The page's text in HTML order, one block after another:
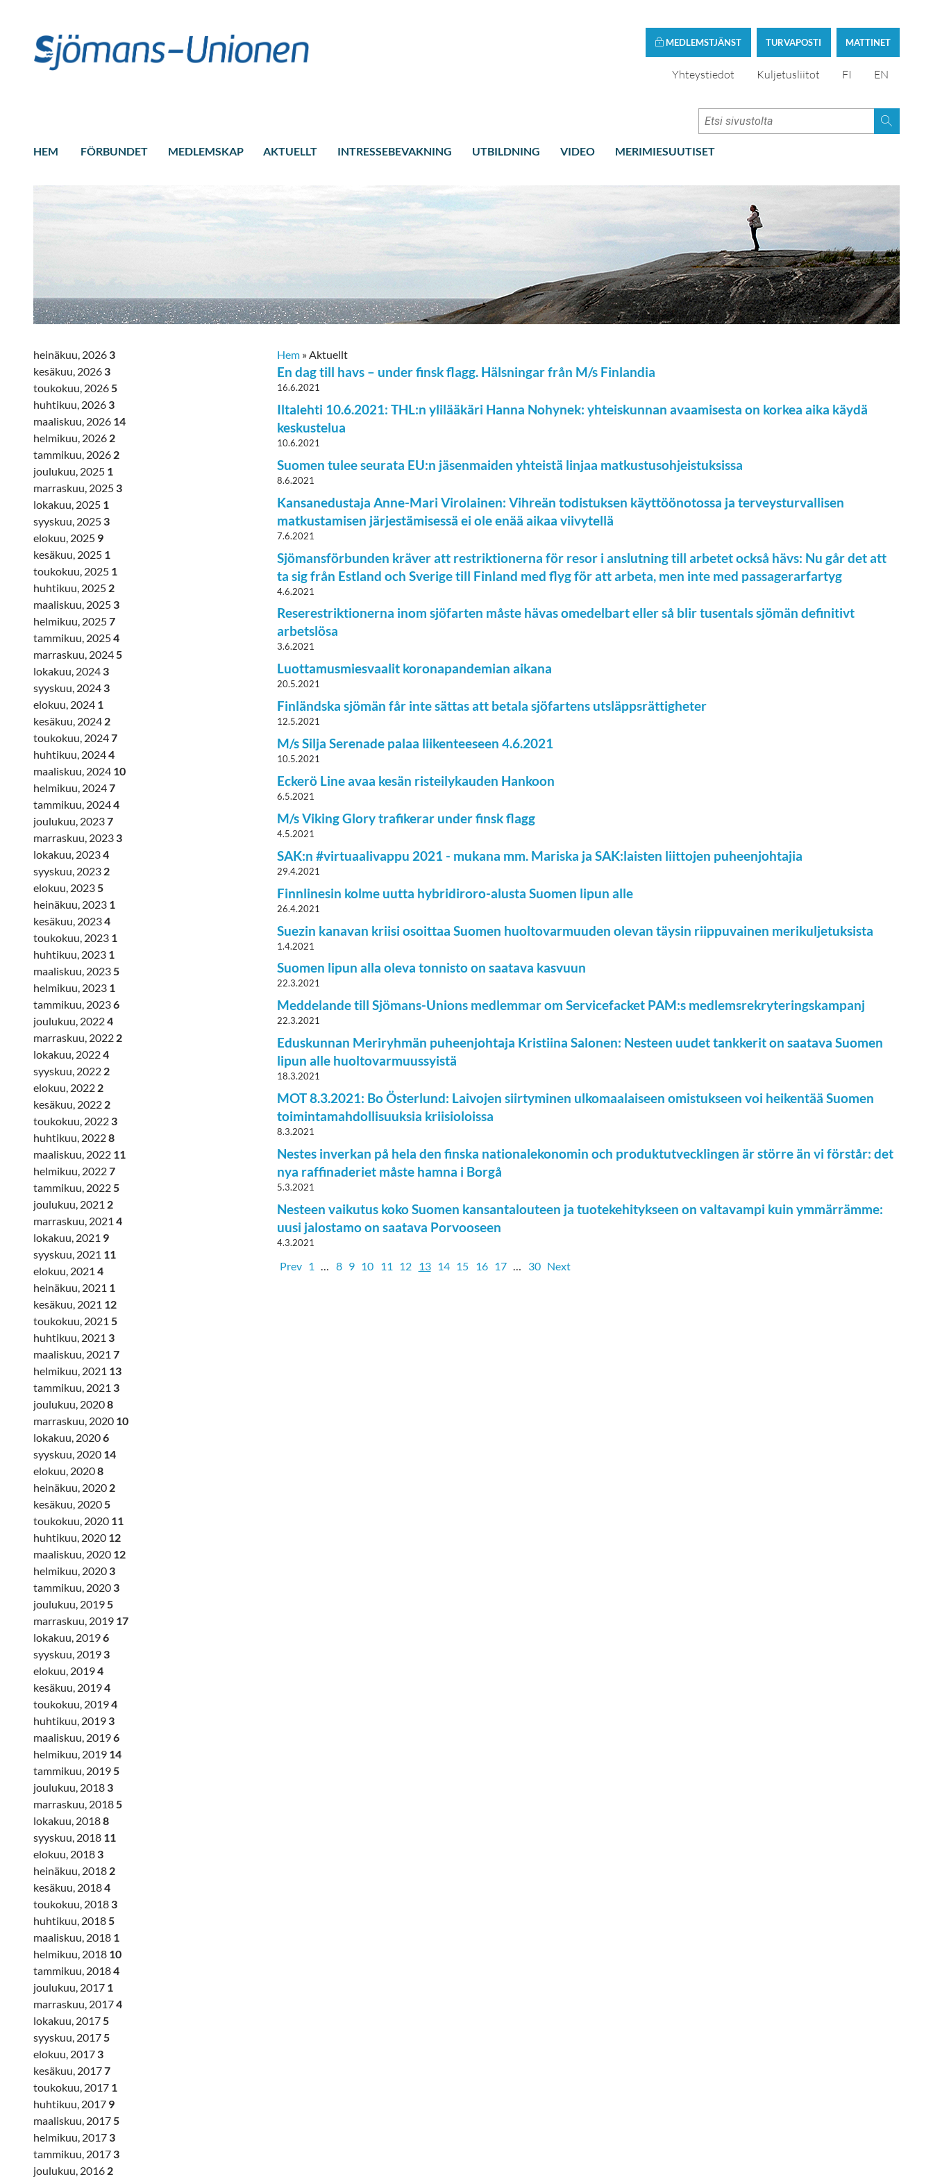
MATTINET
TURVAPOSTI
MEDLEMSTJÄNST
Yhteystiedot Kuljetusliitot FI EN
HEM FÖRBUNDET MEDLEMSKAP AKTUELLT INTRESSEBEVAKNING UTBILDNING VIDEO MERIMIESUUTISET
Hem »Aktuellt
En dag till havs – under finsk flagg. Hälsningar från M/s Finlandia
16.6.2021
Iltalehti 10.6.2021: THL:n ylilääkäri Hanna Nohynek: yhteiskunnan avaamisesta on korkea aika käydä
keskustelua
10.6.2021
Suomen tulee seurata EU:n jäsenmaiden yhteistä linjaa matkustusohjeistuksissa
8.6.2021
Kansanedustaja Anne-Mari Virolainen: Vihreän todistuksen käyttöönotossa ja terveysturvallisen
matkustamisen järjestämisessä ei ole enää aikaa viivytellä
7.6.2021
Sjömansförbunden kräver att restriktionerna för resor i anslutning till arbetet också hävs: Nu går det att
ta sig från Estland och Sverige till Finland med flyg för att arbeta, men inte med passagerarfartyg
4.6.2021
Reserestriktionerna inom sjöfarten måste hävas omedelbart eller så blir tusentals sjömän definitivt
arbetslösa
3.6.2021
Luottamusmiesvaalit koronapandemian aikana
20.5.2021
Finländska sjömän får inte sättas att betala sjöfartens utsläppsrättigheter
12.5.2021
M/s Silja Serenade palaa liikenteeseen 4.6.2021
10.5.2021
Eckerö Line avaa kesän risteilykauden Hankoon
6.5.2021
M/s Viking Glory trafikerar under finsk flagg
4.5.2021
SAK:n #virtuaalivappu 2021 - mukana mm. Mariska ja SAK:laisten liittojen puheenjohtajia
29.4.2021
Finnlinesin kolme uutta hybridiroro-alusta Suomen lipun alle
26.4.2021
Suezin kanavan kriisi osoittaa Suomen huoltovarmuuden olevan täysin riippuvainen merikuljetuksista
1.4.2021
Suomen lipun alla oleva tonnisto on saatava kasvuun
22.3.2021
Meddelande till Sjömans-Unions medlemmar om Servicefacket PAM:s medlemsrekryteringskampanj
22.3.2021
Eduskunnan Meriryhmän puheenjohtaja Kristiina Salonen: Nesteen uudet tankkerit on saatava Suomen
lipun alle huoltovarmuussyistä
18.3.2021
MOT 8.3.2021: Bo Österlund: Laivojen siirtyminen ulkomaalaiseen omistukseen voi heikentää Suomen
toimintamahdollisuuksia kriisioloissa
8.3.2021
Nestes inverkan på hela den finska nationalekonomin och produktutvecklingen är större än vi förstår: det
nya raffinaderiet måste hamna i Borgå
5.3.2021
Nesteen vaikutus koko Suomen kansantalouteen ja tuotekehitykseen on valtavampi kuin ymmärrämme:
uusi jalostamo on saatava Porvooseen
4.3.2021
Prev 1 … 8 9 10 11 12 13 14 15 16 17 … 30 Next
heinäkuu, 2026 3
kesäkuu, 2026 3
toukokuu, 20265
huhtikuu, 2026 3
maaliskuu, 2026 14
helmikuu, 2026 2
tammikuu, 2026 2
joulukuu, 2025 1
marraskuu, 2025 3
lokakuu, 2025 1
syyskuu, 2025 3
elokuu, 2025 9
kesäkuu, 2025 1
toukokuu, 2025 1
huhtikuu, 2025 2
maaliskuu, 2025 3
helmikuu, 20257
tammikuu, 20254
marraskuu, 20245
lokakuu, 2024 3
syyskuu, 2024 3
elokuu, 2024 1
kesäkuu, 2024 2
toukokuu, 20247
huhtikuu, 20244
maaliskuu, 2024 10
helmikuu, 20247
tammikuu, 20244
joulukuu, 20237
marraskuu, 2023 3
lokakuu, 20234
syyskuu, 2023 2
elokuu, 20235
heinäkuu, 2023 1
kesäkuu, 20234
toukokuu, 2023 1
huhtikuu, 2023 1
maaliskuu, 20235
helmikuu, 2023 1
tammikuu, 20236
joulukuu, 20224
marraskuu, 2022 2
lokakuu, 20224
syyskuu, 2022 2
elokuu, 2022 2
kesäkuu, 2022 2
toukokuu, 2022 3
huhtikuu, 20228
maaliskuu, 2022 11
helmikuu, 20227
tammikuu, 20225
joulukuu, 2021 2
marraskuu, 2021 4
lokakuu, 2021 9
syyskuu, 2021 11
elokuu, 2021 4
heinäkuu, 2021 1
kesäkuu, 2021 12
toukokuu, 2021 5
huhtikuu, 2021 3
maaliskuu, 2021 7
helmikuu, 2021 13
tammikuu, 2021 3
joulukuu, 20208
marraskuu, 2020 10
lokakuu, 20206
syyskuu, 2020 14
elokuu, 20208
heinäkuu, 2020 2
kesäkuu, 20205
toukokuu, 2020 11
huhtikuu, 2020 12
maaliskuu, 2020 12
helmikuu, 2020 3
tammikuu, 2020 3
joulukuu, 20195
marraskuu, 2019 17
lokakuu, 20196
syyskuu, 2019 3
elokuu, 20194
kesäkuu, 20194
toukokuu, 20194
huhtikuu, 2019 3
maaliskuu, 20196
helmikuu, 2019 14
tammikuu, 20195
joulukuu, 2018 3
marraskuu, 20185
lokakuu, 20188
syyskuu, 2018 11
elokuu, 2018 3
heinäkuu, 2018 2
kesäkuu, 20184
toukokuu, 2018 3
huhtikuu, 20185
maaliskuu, 2018 1
helmikuu, 2018 10
tammikuu, 20184
joulukuu, 2017 1
marraskuu, 20174
lokakuu, 20175
syyskuu, 20175
elokuu, 2017 3
kesäkuu, 20177
toukokuu, 2017 1
huhtikuu, 2017 9
maaliskuu, 20175
helmikuu, 2017 3
tammikuu, 2017 3
joulukuu, 2016 2